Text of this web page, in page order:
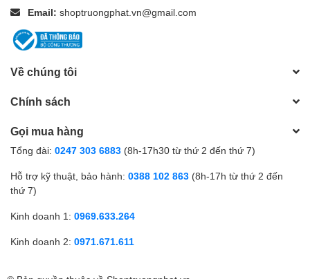
Email: shoptruongphat.vn@gmail.com
Về chúng tôi
Chính sách
Gọi mua hàng
Tổng đài: 0247 303 6883 (8h-17h30 từ thứ 2 đến thứ 7)
Hỗ trợ kỹ thuật, bảo hành: 0388 102 863 (8h-17h từ thứ 2 đến
thứ 7)
Kinh doanh 1: 0969.633.264
Kinh doanh 2: 0971.671.611